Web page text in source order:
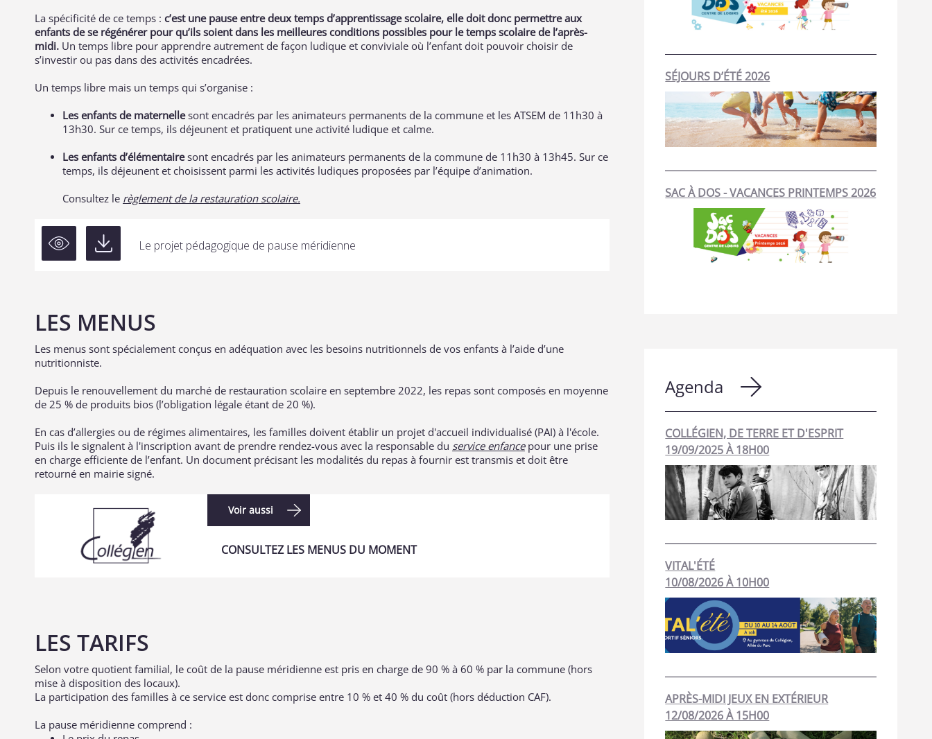
La spécificité de ce temps : c’est une pause entre deux temps d’apprentissage scolaire, elle doit donc permettre aux
enfants de se régénérer pour qu’ils soient dans les meilleures conditions possibles pour le temps scolaire de l’après-
midi. Un temps libre pour apprendre autrement de façon ludique et conviviale où l’enfant doit pouvoir choisir de
s’investir ou pas dans des activités encadrées.
Un temps libre mais un temps qui s’organise :
Les enfants de maternelle sont encadrés par les animateurs permanents de la commune et les ATSEM de 11h30 à
13h30. Sur ce temps, ils déjeunent et pratiquent une activité ludique et calme.
Les enfants d’élémentairesont encadrés par les animateurs permanents de la commune de 11h30 à 13h45. Sur ce
temps, ils déjeunent et choisissent parmi les activités ludiques proposées par l’équipe d’animation.
Consultez le règlement de la restauration scolaire.
Le projet pédagogique de pause méridienne
LES MENUS
Les menus sont spécialement conçus en adéquation avec les besoins nutritionnels de vos enfants à l’aide d’une
nutritionniste.
Depuis le renouvellement du marché de restauration scolaire en septembre 2022, les repas sont composés en moyenne
de 25 % de produits bios (l’obligation légale étant de 20 %).
En cas d’allergies ou de régimes alimentaires, les familles doivent établir un projet d'accueil individualisé (PAI) à l'école.
Puis ils le signalent à l'inscription avant de prendre rendez-vous avec la responsable du service enfancepour une prise
en charge efficiente de l’enfant. Un document précisant les modalités du repas à fournir est transmis et doit être
retourné en mairie signé.
Voir aussi
CONSULTEZ LES MENUS DU MOMENT
LES TARIFS
Selon votre quotient familial, le coût de la pause méridienne est pris en charge de 90 % à 60 % par la commune (hors
mise à disposition des locaux).
La participation des familles à ce service est donc comprise entre 10 % et 40 % du coût (hors déduction CAF).
La pause méridienne comprend :
SÉJOURS D’ÉTÉ 2026
SAC À DOS - VACANCES PRINTEMPS 2026
Agenda
COLLÉGIEN, DE TERRE ET D'ESPRIT
19/09/2025 À 18H00
VITAL'ÉTÉ
10/08/2026 À 10H00
APRÈS-MIDI JEUX EN EXTÉRIEUR
12/08/2026 À 15H00